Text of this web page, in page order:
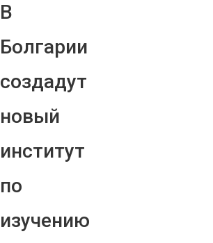
В
Болгарии
создадут
новый
институт
по
изучению